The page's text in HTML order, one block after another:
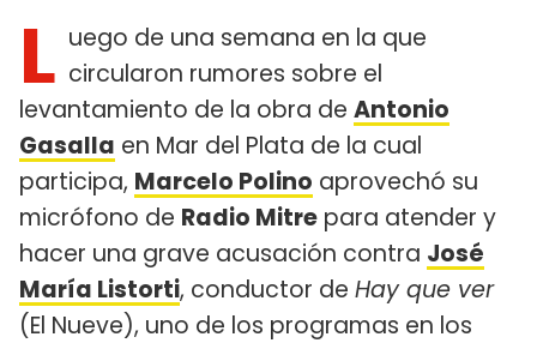
L uego de una semana en la que
circularon rumores sobre el
levantamiento de la obra de Antonio
Gasalla en Mar del Plata de la cual
participa, Marcelo Polino aprovechó su
micrófono de Radio Mitre para atender y
hacer una grave acusación contra José
María Listorti, conductor de Hay que ver
(El Nueve), uno de los programas en los